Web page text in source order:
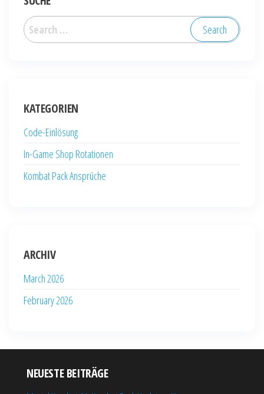
Search
for:
KATEGORIEN
Code-Einlösung
In-Game Shop Rotationen
Kombat Pack Ansprüche
ARCHIV
March 2026
February 2026
NEUESTE BEITRÄGE